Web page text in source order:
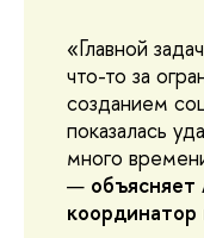
«Главной
что-то за
созданием
показалась
много
—
координатор